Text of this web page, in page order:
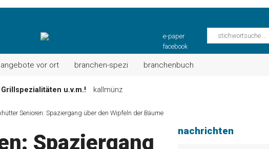
e-paper
facebook
angebote vor ort branchen-spezi branchenbuch
u.v.m.!
kallmünz
Angebot …
maxhütte-haidhof
Senioren: Spaziergang über den Wipfeln der Bäume
Spaziergang
nachrichten